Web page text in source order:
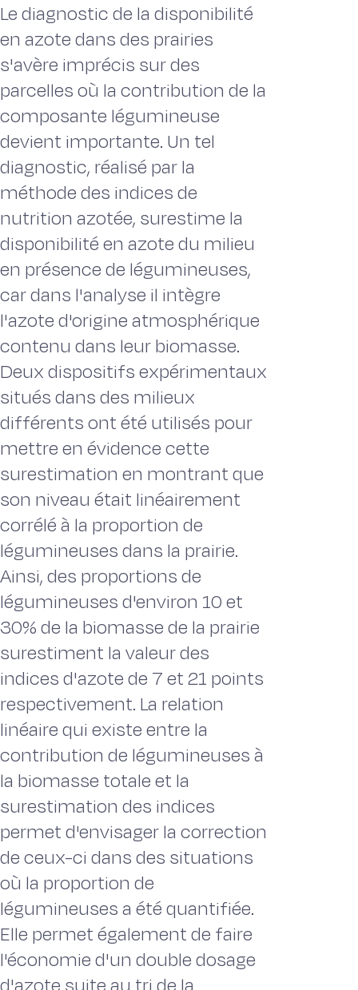
Le diagnostic de la disponibilité
en azote dans des prairies
s'avère imprécis sur des
parcelles où la contribution de la
composante légumineuse
devient importante. Un tel
diagnostic, réalisé par la
méthode des indices de
nutrition azotée, surestime la
disponibilité en azote du milieu
en présence de légumineuses,
car dans l'analyse il intègre
l'azote d'origine atmosphérique
contenu dans leur biomasse.
Deux dispositifs expérimentaux
situés dans des milieux
différents ont été utilisés pour
mettre en évidence cette
surestimation en montrant que
son niveau était linéairement
corrélé à la proportion de
légumineuses dans la prairie.
Ainsi, des proportions de
légumineuses d'environ 10 et
30% de la biomasse de la prairie
surestiment la valeur des
indices d'azote de 7 et 21 points
respectivement. La relation
linéaire qui existe entre la
contribution de légumineuses à
la biomasse totale et la
surestimation des indices
permet d'envisager la correction
de ceux-ci dans des situations
où la proportion de
légumineuses a été quantifiée.
Elle permet également de faire
l'économie d'un double dosage